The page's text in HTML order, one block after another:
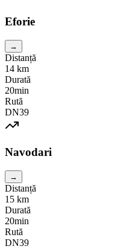
Eforie
→
Distanță
14 km
Durată
20min
Rută
DN39
Navodari
→
Distanță
15 km
Durată
20min
Rută
DN39